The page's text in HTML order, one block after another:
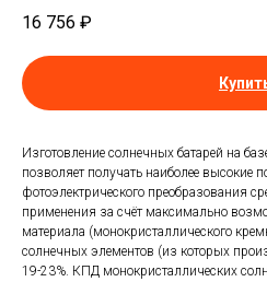
16 756 ₽
Изготовление солнечных батарей на
позволяет получать наиболее высокие
фотоэлектрического преобразования
применения за счёт максимально
материала (монокристаллического
солнечных элементов (из которых
19-23%. КПД монокристаллических